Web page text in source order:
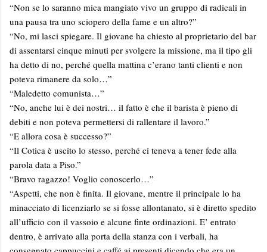
“Non se lo saranno mica mangiato vivo un gruppo di radicali in
una pausa tra uno sciopero della fame e un altro?”
“No, mi lasci spiegare. Il giovane ha chiesto al proprietario del bar
di assentarsi cinque minuti per svolgere la missione, ma il tipo gli
ha detto di no, perché quella mattina c’erano tanti clienti e non
poteva rimanere da solo…”
“Maledetto comunista…”
“No, anche lui è dei nostri… il fatto è che il barista è pieno di
debiti e non poteva permettersi di rallentare il lavoro.”
“E allora cosa è successo?”
“Il Cotica è uscito lo stesso, perché ci teneva a tener fede alla
parola data a Piso.”
“Bravo ragazzo! Voglio conoscerlo…”
“Aspetti, che non è finita. Il giovane, mentre il principale lo ha
minacciato di licenziarlo se si fosse allontanato, si è diretto spedito
all’ufficio con il vassoio e alcune finte ordinazioni. E’ entrato
dentro, è arrivato alla porta della stanza con i verbali, ha